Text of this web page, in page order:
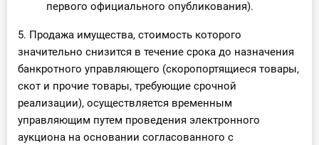
первого официального опубликования).
5. Продажа имущества, стоимость которого
значительно снизится в течение срока до назначения
банкротного управляющего (скоропортящиеся товары,
скот и прочие товары, требующие срочной
реализации), осуществляется временным
управляющим путем проведения электронного
аукциона на основании согласованного с